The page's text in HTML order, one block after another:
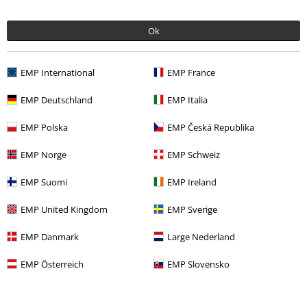
Ok
EMP International EMP France
EMP Deutschland EMP Italia
EMP Polska EMP Česká Republika
EMP Norge EMP Schweiz
EMP Suomi EMP Ireland
EMP United Kingdom EMP Sverige
EMP Danmark Large Nederland
EMP Österreich EMP Slovensko
Bandmerch Pink Floyd
Teman
Nyhetsbrev
15% rabatt när du registrerar dig för vårt
Jag godkänner att E.M.P. Merchandising mbH har rätt att behandla mina